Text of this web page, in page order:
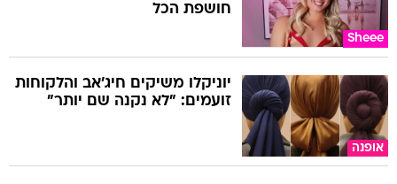
Sheee
חושפת הכל
אופנה
יוניקלו משיקים חיג'אב והלקוחות
זועמים: "לא נקנה שם יותר"